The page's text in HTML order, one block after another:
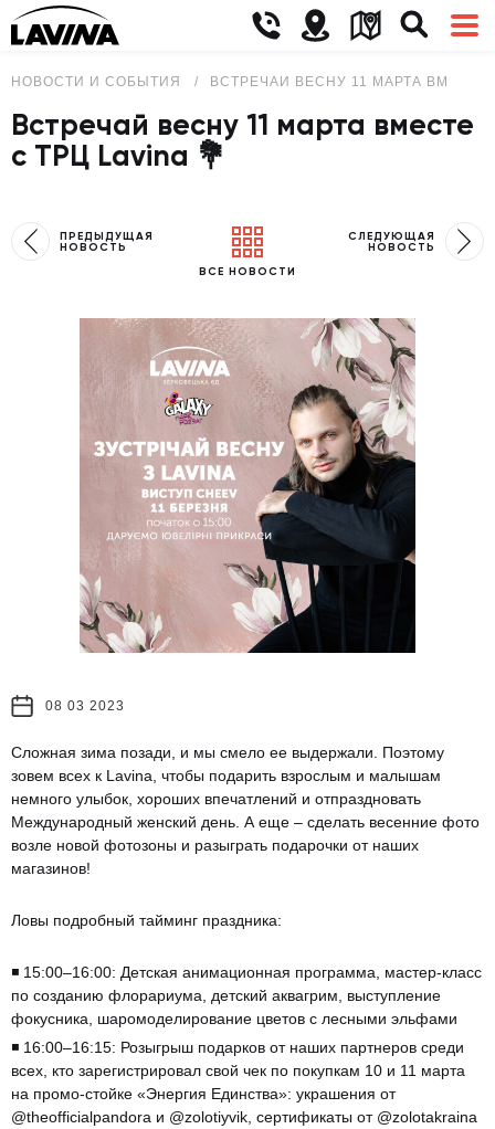
НОВОСТИ И СОБЫТИЯ ВСТРЕЧАЙ ВЕСНУ 11 МАРТА ВМЕСТЕ
Встречай весну 11 марта вместе
с ТРЦ Lavina 💐
ПРЕДЫДУЩАЯ
НОВОСТЬ
ВСЕ НОВОСТИ
СЛЕДУЮЩАЯ
НОВОСТЬ
08 03 2023
Сложная зима позади, и мы смело ее выдержали. Поэтому
зовем всех к Lavina, чтобы подарить взрослым и малышам
немного улыбок, хороших впечатлений и отпраздновать
Международный женский день. А еще – сделать весенние фото
возле новой фотозоны и разыграть подарочки от наших
магазинов!
Ловы подробный тайминг праздника:
◾️ 15:00–16:00: Детская анимационная программа, мастер-класс
по созданию флорариума, детский аквагрим, выступление
фокусника, шаромоделирование цветов с лесными эльфами
◾️ 16:00–16:15: Розыгрыш подарков от наших партнеров среди
всех, кто зарегистрировал свой чек по покупкам 10 и 11 марта
на промо-стойке «Энергия Единства»: украшения от
@theofficialpandora и @zolotiyvik, сертификаты от @zolotakraina